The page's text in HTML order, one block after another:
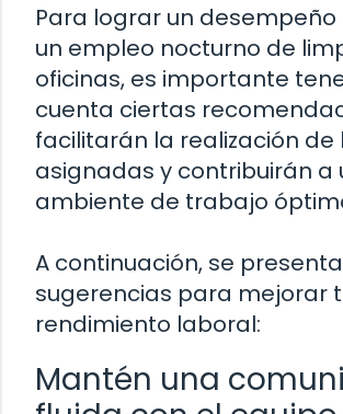
Para lograr un desempeño
un empleo nocturno de
oficinas, es importante
cuenta ciertas
facilitarán la realización de
asignadas y contribuirán a
ambiente de trabajo
A continuación, se
sugerencias para mejorar
rendimiento laboral:
Mantén una